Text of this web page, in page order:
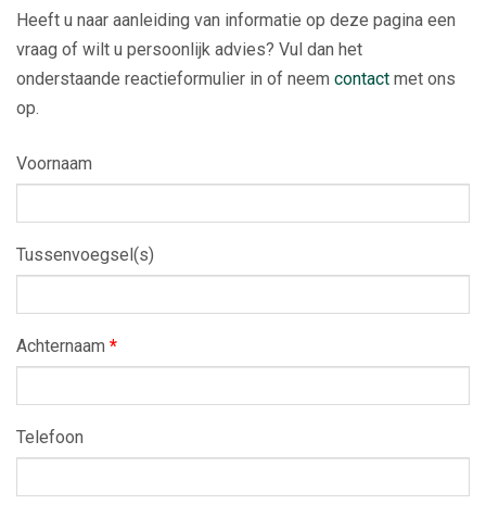
Heeft u naar aanleiding van informatie op deze pagina een
vraag of wilt u persoonlijk advies? Vul dan het
onderstaande reactieformulier in of neem contact met ons
op.
Voornaam
Tussenvoegsel(s)
Achternaam *
Telefoon